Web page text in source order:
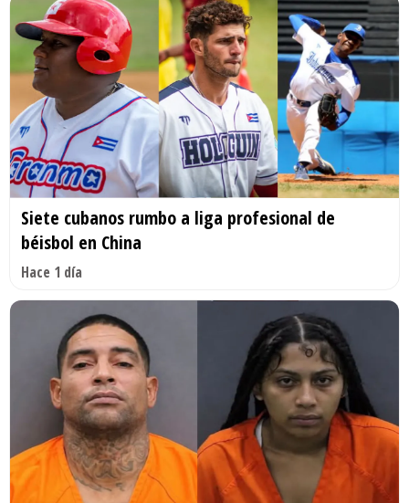
Siete cubanos rumbo a liga profesional de
béisbol en China
Hace 1 día